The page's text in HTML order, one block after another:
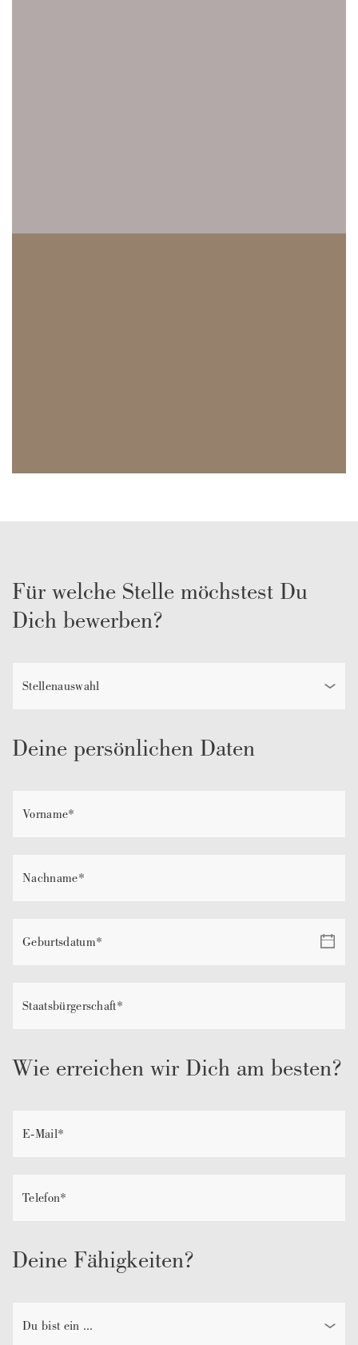
Für welche Stelle möchstest Du
Dich bewerben?
Deine persönlichen Daten
Wie erreichen wir Dich am besten?
Deine Fähigkeiten?